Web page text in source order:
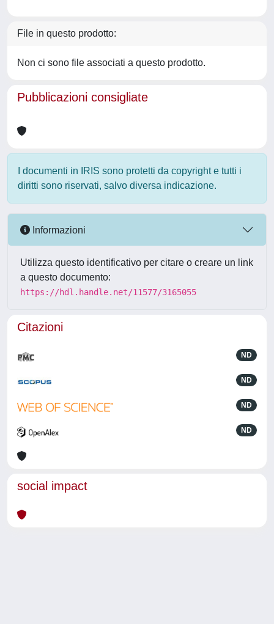
File in questo prodotto:
Non ci sono file associati a questo prodotto.
Pubblicazioni consigliate
I documenti in IRIS sono protetti da copyright e tutti i
diritti sono riservati, salvo diversa indicazione.
Informazioni
Utilizza questo identificativo per citare o creare un link
a questo documento:
https://hdl.handle.net/11577/3165055
Citazioni
ND
ND
ND
ND
social impact